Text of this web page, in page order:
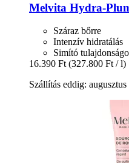
Melvita Hydra-​
Száraz bőrre
Intenzív hidratálás
Simító
16.390 Ft (327.800 Ft / l)
Szállítás eddig: augusztus